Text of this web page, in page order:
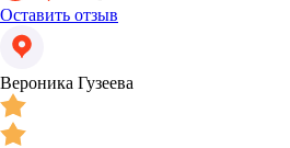
Оставить отзыв
Вероника Гузеева